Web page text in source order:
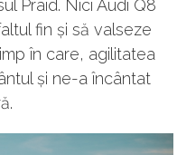
Praid. Nici Audi Q8
fin și să valseze
în care, agilitatea
și ne-a încântat